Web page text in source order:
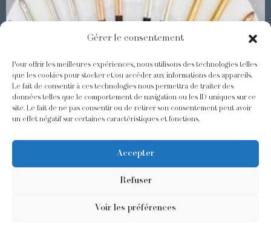
Gérer le consentement
Pour offrir les meilleures expériences, nous utilisons des technologies telles
que les cookies pour stocker et/ou accéder aux informations des appareils.
Le fait de consentir à ces technologies nous permettra de traiter des
données telles que le comportement de navigation ou les ID uniques sur ce
site. Le fait de ne pas consentir ou de retirer son consentement peut avoir
un effet négatif sur certaines caractéristiques et fonctions.
Accepter
Refuser
Voir les préférences
Les Baguettes Asiatiques Odiot
@odiot.paris @Odiot